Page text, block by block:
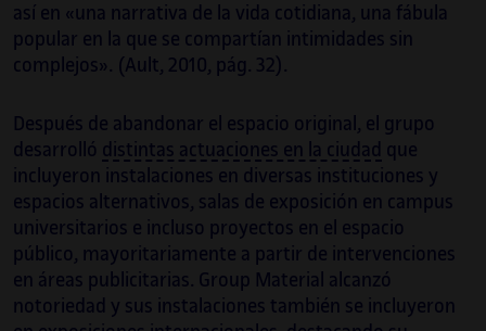
así en «una narrativa de la vida cotidiana, una fábula
popular en la que se compartían intimidades sin
complejos». (Ault, 2010, pág. 32).
Después de abandonar el espacio original, el grupo
desarrolló distintas actuaciones en la ciudad que
incluyeron instalaciones en diversas instituciones y
espacios alternativos, salas de exposición en campus
universitarios e incluso proyectos en el espacio
público, mayoritariamente a partir de intervenciones
en áreas publicitarias. Group Material alcanzó
notoriedad y sus instalaciones también se incluyeron